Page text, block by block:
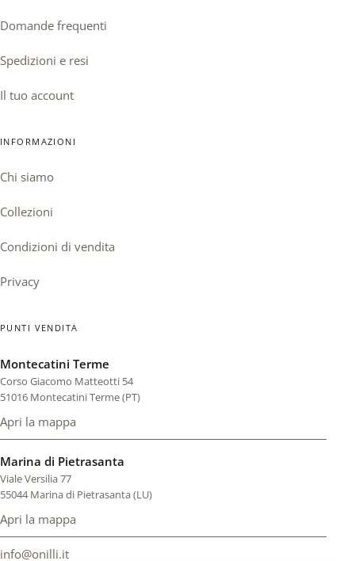
Domande frequenti
Spedizioni e resi
Il tuo account
INFORMAZIONI
Chi siamo
Collezioni
Condizioni di vendita
Privacy
PUNTI VENDITA
Montecatini Terme
Corso Giacomo Matteotti 54
51016 Montecatini Terme (PT)
Apri la mappa
di Montecatini Terme (si apre in una scheda nuova)
Marina di Pietrasanta
Viale Versilia 77
55044 Marina di Pietrasanta (LU)
Apri la mappa
di Marina di Pietrasanta (si apre in una scheda nuova)
info@onilli.it